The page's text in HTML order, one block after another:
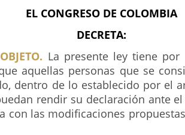
EL CONGRESO DE COLOMBIA
DECRETA:
La presente ley tiene
aquellas personas que se
dentro de lo establecido por el
rendir su declaración ante
con las modificaciones